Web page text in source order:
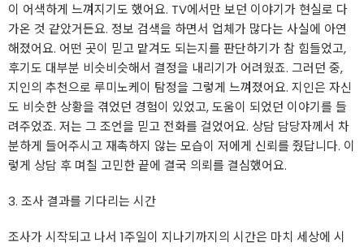
이 어색하게 느껴지기도 했어요. TV에서만 보던 이야기가 현실로 다
가온 것 같았거든요. 정보 검색을 하면서 업체가 많다는 사실에 아연
해졌어요. 어떤 곳이 믿고 맡겨도 되는지를 판단하기가 참 힘들었고,
후기도 대부분 비슷비슷해서 결정을 내리기가 어려웠죠. 그러던 중,
지인의 추천으로 루미노케이 탐정을 그렇게 느껴졌어요. 지인은 자신
도 비슷한 상황을 겪었던 경험이 있었고, 도움이 되었던 이야기를 들
려주었죠. 저는 그 조언을 믿고 전화를 걸었어요. 상담 담당자께서 차
분하게 들어주시고 재촉하지 않는 모습이 저에게 신뢰를 줬답니다. 이
렇게 상담 후 며칠 고민한 끝에 결국 의뢰를 결심했어요.
3. 조사 결과를 기다리는 시간
조사가 시작되고 나서 1주일이 지나기까지의 시간은 마치 세상에 시